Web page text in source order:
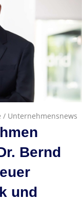
/ Unternehmensnews
Bernd
und